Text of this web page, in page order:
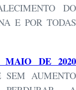
DO
E POR TODAS
MAIO DE 2020
SEM AUMENTO